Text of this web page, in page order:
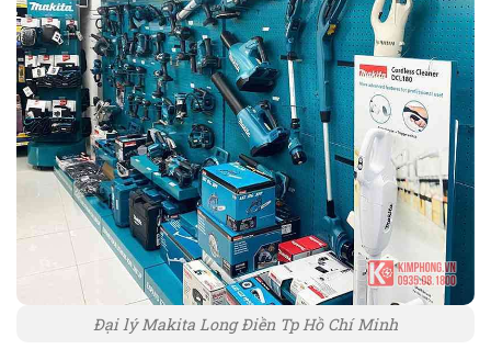
Đại lý Makita Long Điền Tp Hồ Chí Minh